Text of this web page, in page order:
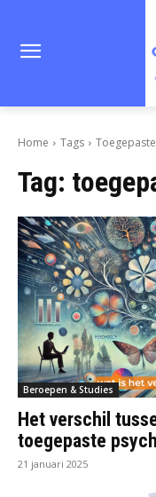
Home Tags
Tag:
Beroepen & Studies
Het verschil
toegepaste
21 januari 2025